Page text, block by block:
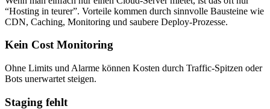
“Hosting in teurer”. Vorteile kommen durch sinnvolle Bausteine wie
CDN, Caching, Monitoring und saubere Deploy-Prozesse.
Kein Cost Monitoring
Ohne Limits und Alarme können Kosten durch Traffic-Spitzen oder
Bots unerwartet steigen.
Staging fehlt